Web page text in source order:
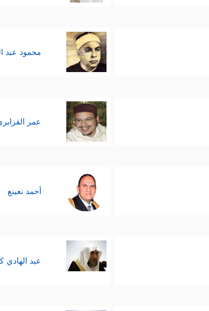
محمود عبد
عمر
أحمد نعينع
عبد الهادي